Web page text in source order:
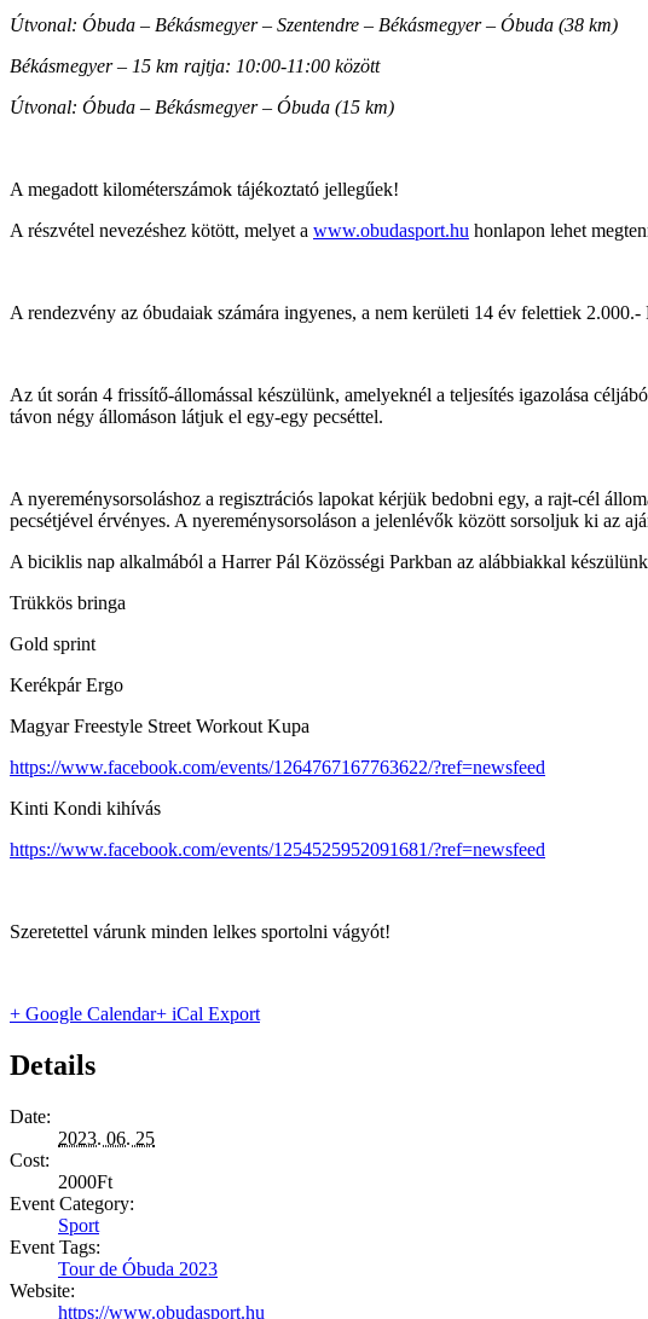
Útvonal: Óbuda – Békásmegyer – Szentendre – Békásmegyer – Óbuda (38 km)
Békásmegyer – 15 km rajtja: 10:00-11:00 között
Útvonal: Óbuda – Békásmegyer – Óbuda (15 km)
A megadott kilométerszámok tájékoztató jellegűek!
A részvétel nevezéshez kötött, melyet a www.obudasport.hu honlapon lehet
A rendezvény az óbudaiak számára ingyenes, a nem kerületi 14 év felettiek
Az út során 4 frissítő-állomással készülünk, amelyeknél a teljesítés igazolása
távon négy állomáson látjuk el egy-egy pecséttel.
A nyereménysorsoláshoz a regisztrációs lapokat kérjük bedobni egy, a rajt-cél
pecsétjével érvényes. A nyereménysorsoláson a jelenlévők között sorsoljuk ki az
A biciklis nap alkalmából a Harrer Pál Közösségi Parkban az alábbiakkal
Trükkös bringa
Gold sprint
Kerékpár Ergo
Magyar Freestyle Street Workout Kupa
https://www.facebook.com/events/1264767167763622/?ref=newsfeed
Kinti Kondi kihívás
https://www.facebook.com/events/1254525952091681/?ref=newsfeed
Szeretettel várunk minden lelkes sportolni vágyót!
+ Google Calendar+ iCal Export
Details
Date:
2023. 06. 25
Cost:
2000Ft
Event Category:
Sport
Event Tags:
Tour de Óbuda 2023
Website:
https://www.obudasport.hu